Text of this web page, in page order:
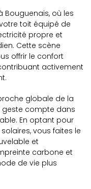
Bouguenais, où les
toit équipé de
propre et
Cette scène
offrir le confort
activement
globale de la
geste compte dans
En optant pour
vous faites le
et
carbone et
de vie plus